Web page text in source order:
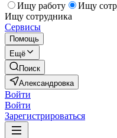
Ищу работу
Ищу
Ищу сотрудника
Сервисы
Помощь
Ещё
Поиск
Александровка
Войти
Войти
Зарегистрироваться